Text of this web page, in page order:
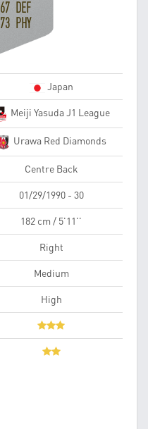
67 DEF
73 PHY
Japan
Meiji Yasuda J1 League
Urawa Red Diamonds
Centre Back
01/29/1990 - 30
182 cm / 5'11''
Right
Medium
High